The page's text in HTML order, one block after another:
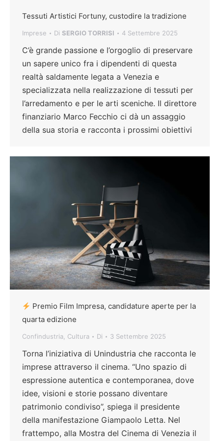
Tessuti Artistici Fortuny, custodire la tradizione
Imprese Di SERGIO TORRISI 4 Settembre 2025
C’è grande passione e l’orgoglio di preservare
un sapere unico fra i dipendenti di questa
realtà saldamente legata a Venezia e
specializzata nella realizzazione di tessuti per
l’arredamento e per le arti sceniche. Il direttore
finanziario Marco Fecchio ci dà un assaggio
della sua storia e racconta i prossimi obiettivi
Premio Film Impresa, candidature aperte per la
quarta edizione
Confindustria Cultura Di 3 Settembre 2025
Torna l’iniziativa di Unindustria che racconta le
imprese attraverso il cinema. “Uno spazio di
espressione autentica e contemporanea, dove
idee, visioni e storie possano diventare
patrimonio condiviso”, spiega il presidente
della manifestazione Giampaolo Letta. Nel
frattempo, alla Mostra del Cinema di Venezia il